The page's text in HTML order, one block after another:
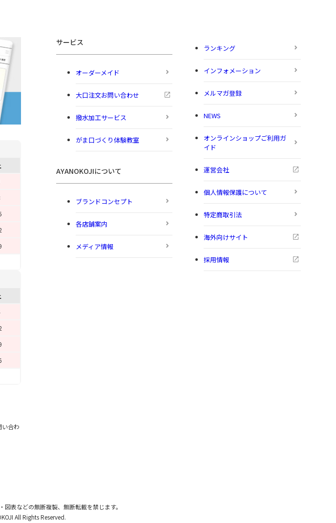
合わ
サービス
オーダーメイド
大口注文お問い合わせ
撥水加工サービス
がま口づくり体験教室
AYANOKOJIについて
ブランドコンセプト
各店舗案内
メディア情報
ランキング
インフォメーション
メルマガ登録
NEWS
オンラインショップご利用ガ
イド
運営会社
個人情報保護について
特定商取引法
海外向けサイト
採用情報
図表などの無断複製、無断転載を禁じます。
All Rights Reserved.